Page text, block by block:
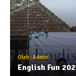
Oleh : Admin
English Fun